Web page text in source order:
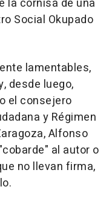
la cornisa de una
Social Okupado
lamentables,
desde luego,
el consejero
y Régimen
Alfonso
al autor o
no llevan firma,